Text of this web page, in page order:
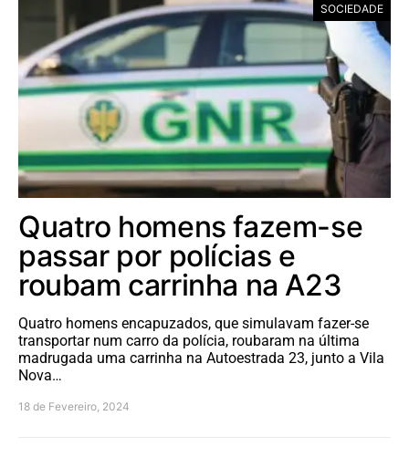
SOCIEDADE
Quatro homens fazem-se
passar por polícias e
roubam carrinha na A23
Quatro homens encapuzados, que simulavam fazer-se
transportar num carro da polícia, roubaram na última
madrugada uma carrinha na Autoestrada 23, junto a Vila
Nova…
18 de Fevereiro, 2024